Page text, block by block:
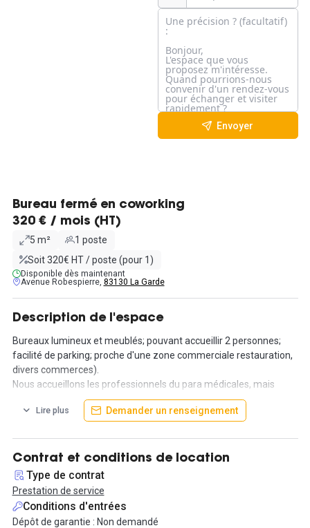
Envoyer
Bureau fermé en coworking
320 € / mois (HT)
5 m²
1 poste
Soit 320€ HT / poste (pour 1)
Disponible dès maintenant
Avenue Robespierre, 83130 La Garde
Description de l'espace
Bureaux lumineux et meublés; pouvant accueillir 2 personnes;
facilité de parking; proche d'une zone commerciale restauration,
divers commerces).
Nous accueillons les professionnels du para médicales, mais
également les free-lanceurs toutes activités confondues. Aucun
frais d'entrée; Encore des disponibilités; horaires flexibles.
Pour les résidents : accès à son espace de travail avec une clef et
un code d’accès.
Équipement : Un écran de 120 cm est disponible pour vos
présentations clients, Forfait d’impression inclus.
Café et thé compris : Parce que les journées peuvent être
longues, nos boissons chaudes sont comprises dans les tarifs.
Lire plus Demander un renseignement
Contrat et conditions de location
Type de contrat
Prestation de service
Conditions d'entrées
Dépôt de garantie : Non demandé